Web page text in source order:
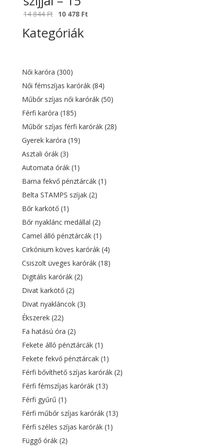
14 844Ft Original
was:
10 478 Ft
Kategóriák
Női karóra (300)
Női fémszíjas karórák (84)
Műbőr szíjas női karórák (50)
Férfi karóra (185)
Műbőr szíjas férfi karórák (28)
Gyerek karóra (19)
Asztali órák (3)
Automata órák (1)
Barna fekvő pénztárcák (1)
Belta STAMPS szíjak (2)
Bőr karkötő (1)
Bőr nyaklánc medállal (2)
Camel álló pénztárcák (1)
Cirkónium köves karórák (4)
Csiszolt üveges karórák (18)
Digitális karórák (2)
Divat karkötő (2)
Divat nyakláncok (3)
Ékszerek (22)
Fa hatású óra (2)
Fekete álló pénztárcák (1)
Fekete fekvő pénztárcak (1)
Férfi bővíthető szíjas karórák (2)
Férfi fémszíjas karórák (13)
Férfi gyűrű (1)
Férfi műbőr szíjas karórák (13)
Férfi széles szíjas karórák (1)
Függő órák (2)